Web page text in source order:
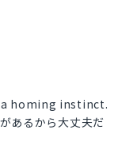
homing instinct.
るから大丈夫だ